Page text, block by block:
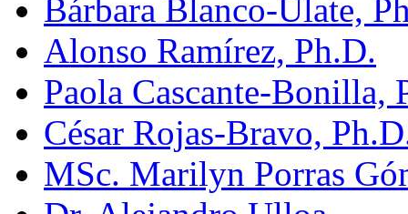
Bárbara Blanco-Ulate,
Alonso Ramírez, Ph.D.
Paola Cascante-Bonilla,
César Rojas-Bravo,
MSc. Marilyn Porras